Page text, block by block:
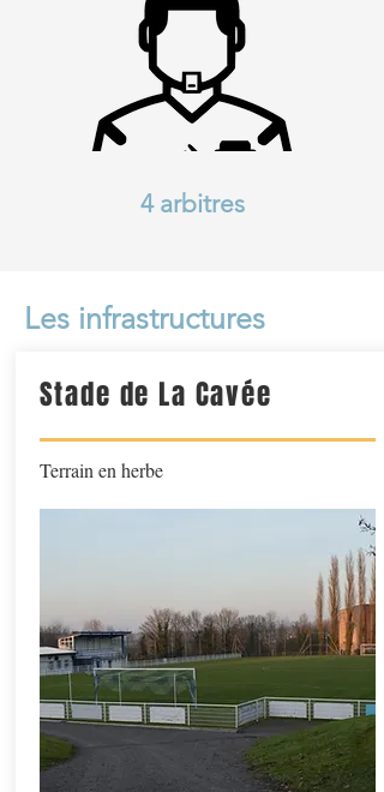
4 arbitres
Les infrastructures
Stade de La Cavée
Terrain en herbe